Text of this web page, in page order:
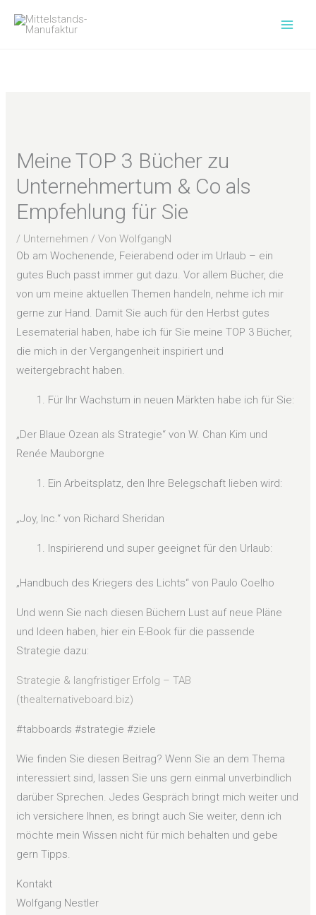
Inhalt
Meine TOP 3 Bücher zu
Unternehmertum & Co als
Empfehlung für Sie
/ Unternehmen / VonWolfgangN
Ob am Wochenende, Feierabend oder im Urlaub – ein
gutes Buch passt immer gut dazu. Vor allem Bücher, die
von um meine aktuellen Themen handeln, nehme ich mir
gerne zur Hand. Damit Sie auch für den Herbst gutes
Lesematerial haben, habe ich für Sie meine TOP 3 Bücher,
die mich in der Vergangenheit inspiriert und
weitergebracht haben.
Für Ihr Wachstum in neuen Märkten habe ich für Sie:
„Der Blaue Ozean als Strategie“ von W. Chan Kim und
Renée Mauborgne
Ein Arbeitsplatz, den Ihre Belegschaft lieben wird:
„Joy, Inc.“ von Richard Sheridan
Inspirierend und super geeignet für den Urlaub:
„Handbuch des Kriegers des Lichts“ von Paulo Coelho
Und wenn Sie nach diesen Büchern Lust auf neue Pläne
und Ideen haben, hier ein E-Book für die passende
Strategie dazu:
Strategie & langfristiger Erfolg – TAB
(thealternativeboard.biz)
#tabboards #strategie #ziele
Wie finden Sie diesen Beitrag? Wenn Sie an dem Thema
interessiert sind, lassen Sie uns gern einmal unverbindlich
darüber Sprechen. Jedes Gespräch bringt mich weiter und
ich versichere Ihnen, es bringt auch Sie weiter, denn ich
möchte mein Wissen nicht für mich behalten und gebe
gern Tipps.
Kontakt
Wolfgang Nestler